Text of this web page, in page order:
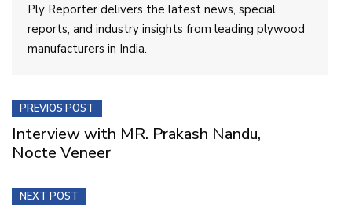
Ply Reporter delivers the latest news, special
reports, and industry insights from leading plywood
manufacturers in India.
PREVIOS POST
Interview with MR. Prakash Nandu,
Nocte Veneer
NEXT POST